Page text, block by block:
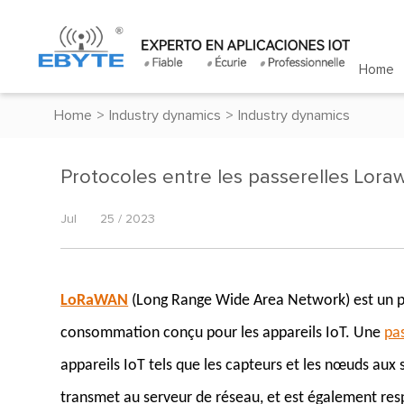
Home
Home > Industry dynamics > Industry dynamics
Protocoles entre les passerelles
Jul 25 / 2023
LoRaWAN (Long Range Wide Area Network) est
consommation conçu pour les appareils IoT. Une
appareils IoT tels que les capteurs et les nœuds
transmet au serveur de réseau, et est également